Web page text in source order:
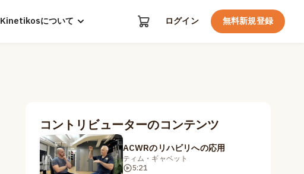
Kinetikosについて ログイン 無料新規登録
コントリビューターのコンテンツ
ACWRのリハビリへの応用
ティム・ギャベット
5:21